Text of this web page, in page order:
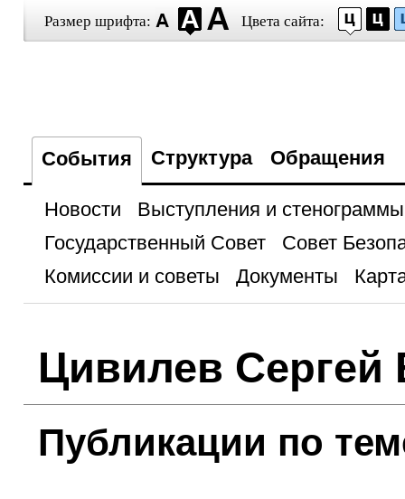
Размер шрифта: Цвета сайта:
События Структура Обращения
Новости
Выступления и стенограммы
Государственный Совет
Совет
Комиссии и советы
Документы
Цивилев Сергей
Публикации по